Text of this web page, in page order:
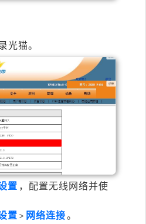
光猫。
置 ，配置无线网络并使
置 > 网络连接。